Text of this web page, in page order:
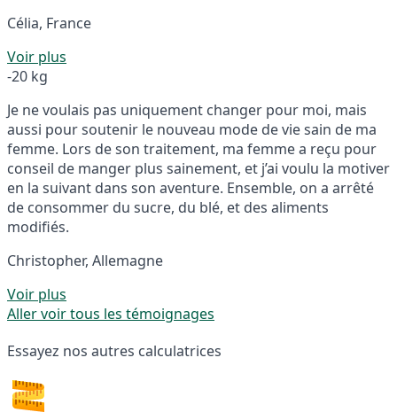
Célia, France
Voir plus
-20 kg
Je ne voulais pas uniquement changer pour moi, mais
aussi pour soutenir le nouveau mode de vie sain de ma
femme. Lors de son traitement, ma femme a reçu pour
conseil de manger plus sainement, et j’ai voulu la motiver
en la suivant dans son aventure. Ensemble, on a arrêté
de consommer du sucre, du blé, et des aliments
modifiés.
Christopher, Allemagne
Voir plus
Aller voir tous les témoignages
Essayez nos autres calculatrices